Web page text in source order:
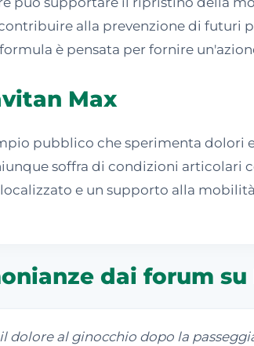
alla prevenzione di
è pensata per fornire
Max
pubblico che sperimenta dolori
soffra di condizioni articolari
localizzato e un supporto alla
dai forum
dolore al ginocchio dopo la